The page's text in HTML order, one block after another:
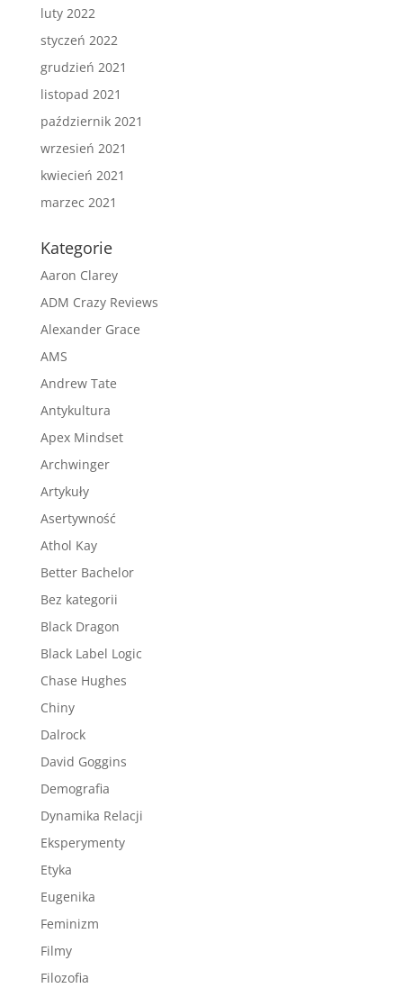
luty 2022
styczeń 2022
grudzień 2021
listopad 2021
październik 2021
wrzesień 2021
kwiecień 2021
marzec 2021
Kategorie
Aaron Clarey
ADM Crazy Reviews
Alexander Grace
AMS
Andrew Tate
Antykultura
Apex Mindset
Archwinger
Artykuły
Asertywność
Athol Kay
Better Bachelor
Bez kategorii
Black Dragon
Black Label Logic
Chase Hughes
Chiny
Dalrock
David Goggins
Demografia
Dynamika Relacji
Eksperymenty
Etyka
Eugenika
Feminizm
Filmy
Filozofia